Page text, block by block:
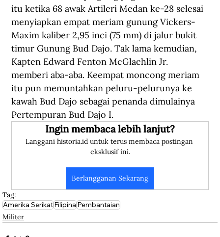
itu ketika 68 awak Artileri Medan ke-28 selesai
menyiapkan empat meriam gunung Vickers-
Maxim kaliber 2,95 inci (75 mm) di jalur bukit
timur Gunung Bud Dajo. Tak lama kemudian,
Kapten Edward Fenton McGlachlin Jr.
memberi aba-aba. Keempat moncong meriam
itu pun memuntahkan peluru-pelurunya ke
kawah Bud Dajo sebagai penanda dimulainya
Pertempuran Bud Dajo I.
Ingin membaca lebih lanjut?
Langgani historia.id untuk terus membaca postingan
eksklusif ini.
Berlangganan Sekarang
Tag:
Amerika SerikatFilipinaPembantaian
Militer